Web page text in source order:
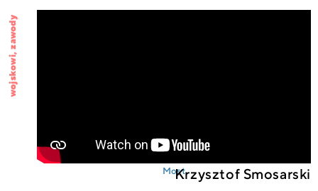
MostKrzysztof Smosarski
wojskowi
,
zawody